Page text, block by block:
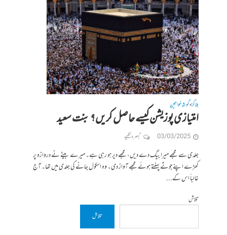
بلاگز•گوشہ خواتین
امتیازی پوزیشن کیسے حاصل کریں؟ بنت سعید
03/03/2025 تبصرہ لکھیے
جلدی سے مجھے میرا بیگ دے دیں، مجھے دیر ہو رہی ہے۔ میرے بیٹے نے دروازہ پر
کھڑے اپنے جوتے پہنتے ہوئے مجھے آواز دی۔ وہ اسکول جانے کی جلدی میں تھا۔ آج
غالباً اس کے...
تلاش
تلاش